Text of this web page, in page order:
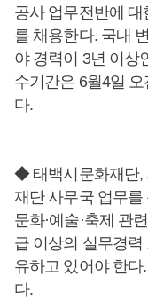
공사 업무전반에
를 채용한다. 국내
야 경력이 3년 이상
수기간은 6월4일
다.
◆ 태백시문화재단,
재단 사무국 업무
문화·예술·축제 관
급 이상의 실무경력
유하고 있어야 한다
다.